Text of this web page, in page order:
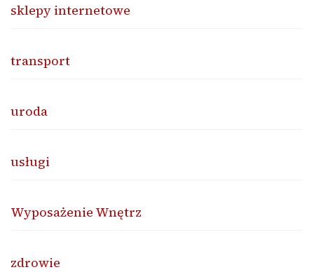
sklepy internetowe
transport
uroda
usługi
Wyposażenie Wnętrz
zdrowie